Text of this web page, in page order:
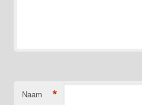
Naam *